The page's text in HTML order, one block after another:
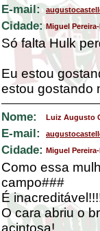
E-mail:
Cidade: Miguel
Só falta Hulk
Eu estou
estou gostando
Nome: Luiz Augusto
E-mail:
Cidade: Miguel
Como essa
campo###
É
O cara abriu o
acintosa!